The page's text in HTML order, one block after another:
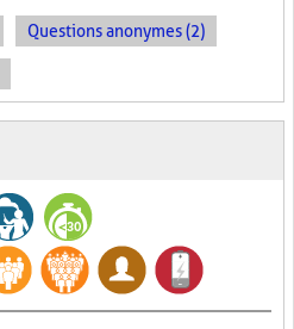
Questions anonymes (2)